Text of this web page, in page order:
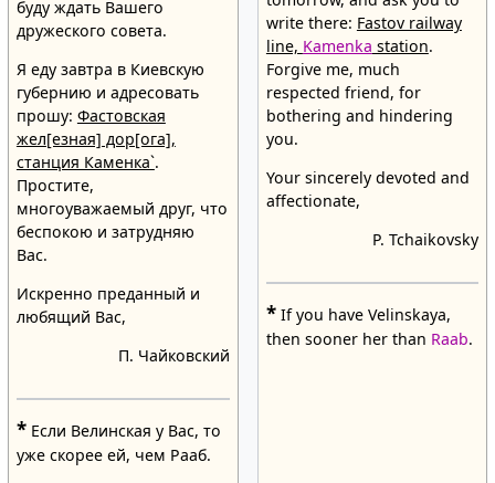
буду ждать Вашего
дружеского совета.
Я еду завтра в Киевскую
губернию и адресовать
прошу: Фастовская
жел[езная] дор[ога],
станция Каменка`.
Простите,
многоуважаемый друг, что
беспокою и затрудняю
Вас.
Искренно преданный и
любящий Вас,
П. Чайковский
*Если Велинская у Вас, то
уже скорее ей, чем Рааб.
write there: Fastov railway
line, Kamenka station.
Forgive me, much
respected friend, for
bothering and hindering
you.
Your sincerely devoted and
affectionate,
P. Tchaikovsky
*If you have Velinskaya,
then sooner her than Raab.